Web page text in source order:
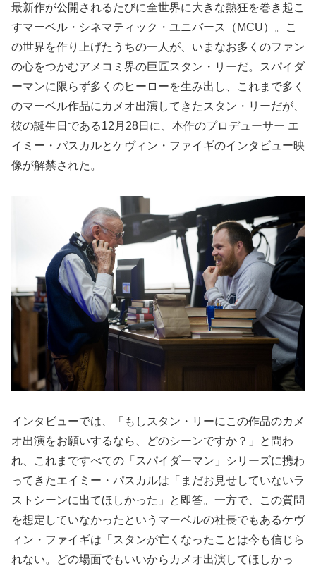
最新作が公開されるたびに全世界に大きな熱狂を巻き起こ
すマーベル・シネマティック・ユニバース（MCU）。こ
の世界を作り上げたうちの一人が、いまなお多くのファン
の心をつかむアメコミ界の巨匠スタン・リーだ。スパイダ
ーマンに限らず多くのヒーローを生み出し、これまで多く
のマーベル作品にカメオ出演してきたスタン・リーだが、
彼の誕生日である12月28日に、本作のプロデューサー エ
イミー・パスカルとケヴィン・ファイギのインタビュー映
像が解禁された。
インタビューでは、「もしスタン・リーにこの作品のカメ
オ出演をお願いするなら、どのシーンですか？」と問わ
れ、これまですべての「スパイダーマン」シリーズに携わ
ってきたエイミー・パスカルは「まだお見せしていないラ
ストシーンに出てほしかった」と即答。一方で、この質問
を想定していなかったというマーベルの社長でもあるケヴ
ィン・ファイギは「スタンが亡くなったことは今も信じら
れない。どの場面でもいいからカメオ出演してほしかっ